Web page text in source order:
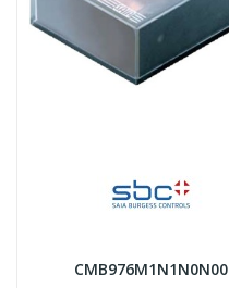
CMB976M1N1N0N00